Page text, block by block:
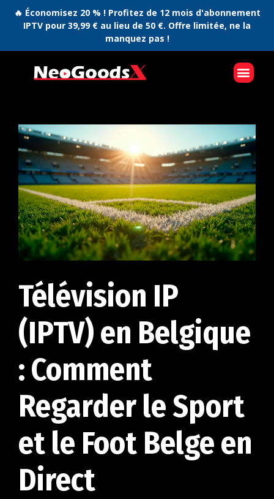
🔥 Économisez 20 % ! Profitez de 12 mois d'abonnement
IPTV pour 39,99 € au lieu de 50 €. Offre limitée, ne la
manquez pas !
Télévision IP
(IPTV) en Belgique
: Comment
Regarder le Sport
et le Foot Belge en
Direct